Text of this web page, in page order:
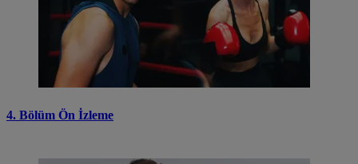
4. Bölüm Ön İzleme